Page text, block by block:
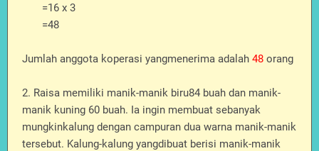
=16 x 3
=48
Jumlah anggota koperasi yangmenerima adalah 48 orang
2. Raisa memiliki manik-manik biru84 buah dan manik-
manik kuning 60 buah. Ia ingin membuat sebanyak
mungkinkalung dengan campuran dua warna manik-manik
tersebut. Kalung-kalung yangdibuat berisi manik-manik